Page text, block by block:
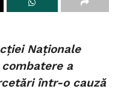
Naționale
a
într-o cauză